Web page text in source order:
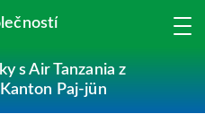
s Air Tanzania z
Paj-jün